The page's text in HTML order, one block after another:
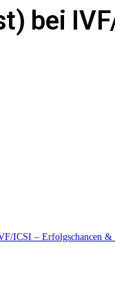
bei
ICSI – Erfolgschancen &